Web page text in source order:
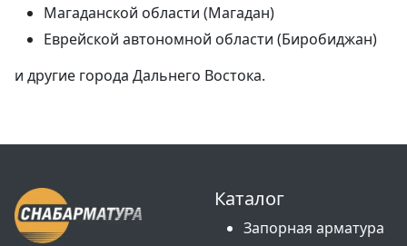
Магаданской области (Магадан)
Еврейской автономной области (Биробиджан)
и другие города Дальнего Востока.
Каталог
Запорная арматура